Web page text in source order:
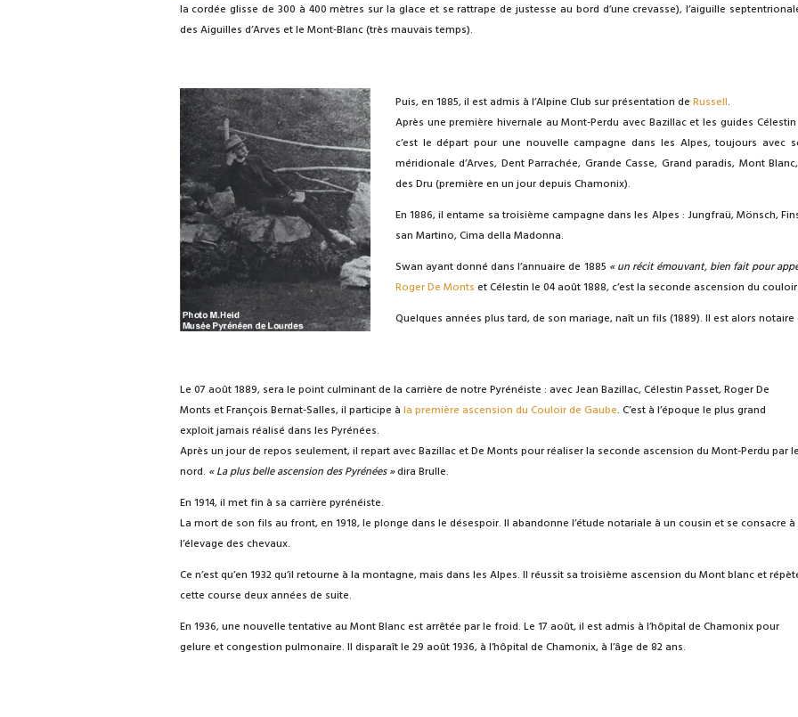
la cordée glisse de 300 à 400 mètres sur la glace et se rattrape de justesse au bord d’une crevasse), l’aiguille
des Aiguilles d’Arves et le Mont-Blanc (très mauvais temps).
Puis, en 1885, il est admis à l’Alpine Club sur présentation de Russell.
Après une première hivernale au Mont-Perdu avec Bazillac et les guides
c’est le départ pour une nouvelle campagne dans les Alpes, toujours avec
méridionale d’Arves, Dent Parrachée, Grande Casse, Grand paradis, Mont
des Dru (première en un jour depuis Chamonix).
En 1886, il entame sa troisième campagne dans les Alpes : Jungfraü, Mönsch,
san Martino, Cima della Madonna.
Swan ayant donné dans l’annuaire de 1885 « un récit émouvant, bien fait pour
Roger De Monts et Célestin le 04 août 1888, c’est la seconde ascension du
Quelques années plus tard, de son mariage, naît un fils (1889). Il est alors
Le 07 août 1889, sera le point culminant de la carrière de notre Pyrénéiste : avec Jean Bazillac, Célestin Passet, Roger De
Monts et François Bernat-Salles, il participe à la première ascension du Couloir de Gaube. C’est à l’époque le plus grand
exploit jamais réalisé dans les Pyrénées.
Après un jour de repos seulement, il repart avec Bazillac et De Monts pour réaliser la seconde ascension du Mont-Perdu par
nord. « La plus belle ascension des Pyrénées »dira Brulle.
En 1914, il met fin à sa carrière pyrénéiste.
La mort de son fils au front, en 1918, le plonge dans le désespoir. Il abandonne l’étude notariale à un cousin et se consacre à
l’élevage des chevaux.
Ce n’est qu’en 1932 qu’il retourne à la montagne, mais dans les Alpes. Il réussit sa troisième ascension du Mont blanc et
cette course deux années de suite.
En 1936, une nouvelle tentative au Mont Blanc est arrêtée par le froid. Le 17 août, il est admis à l’hôpital de Chamonix pour
gelure et congestion pulmonaire. Il disparaît le 29 août 1936, à l’hôpital de Chamonix, à l’âge de 82 ans.